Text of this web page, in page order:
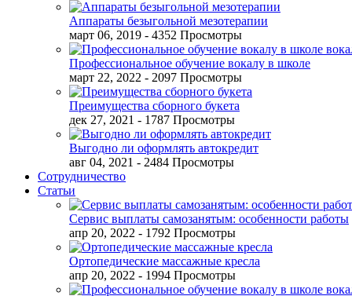
Аппараты безыгольной мезотерапии
март 06, 2019 - 4352 Просмотры
Профессиональное обучение вокалу в школе
март 22, 2022 - 2097 Просмотры
Преимущества сборного букета
дек 27, 2021 - 1787 Просмотры
Выгодно ли оформлять автокредит
авг 04, 2021 - 2484 Просмотры
Сотрудничество
Статьи
Сервис выплаты самозанятым: особенности работы
апр 20, 2022 - 1792 Просмотры
Ортопедические массажные кресла
апр 20, 2022 - 1994 Просмотры